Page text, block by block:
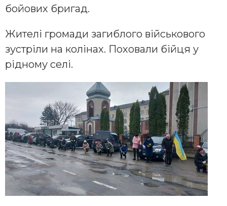
бойових бригад.
Жителі громади загиблого військового
зустріли на колінах. Поховали бійця у
рідному селі.